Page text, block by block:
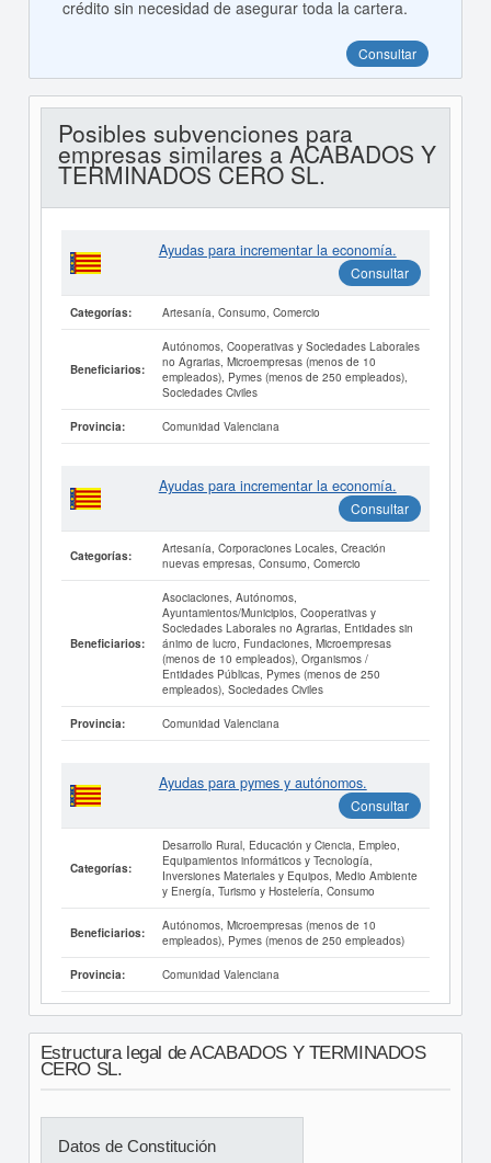
crédito sin necesidad de asegurar toda la cartera.
Consultar
Posibles subvenciones para
empresas similares a ACABADOS Y
TERMINADOS CERO SL.
Ayudas para incrementar la economía.
Consultar
Categorías: Artesanía, Consumo, Comercio
Beneficiarios:
Autónomos, Cooperativas y Sociedades Laborales
no Agrarias, Microempresas (menos de 10
empleados), Pymes (menos de 250 empleados),
Sociedades Civiles
Provincia: Comunidad Valenciana
Ayudas para incrementar la economía.
Consultar
Categorías:
Artesanía, Corporaciones Locales, Creación
nuevas empresas, Consumo, Comercio
Beneficiarios:
Asociaciones, Autónomos,
Ayuntamientos/Municipios, Cooperativas y
Sociedades Laborales no Agrarias, Entidades sin
ánimo de lucro, Fundaciones, Microempresas
(menos de 10 empleados), Organismos /
Entidades Públicas, Pymes (menos de 250
empleados), Sociedades Civiles
Provincia: Comunidad Valenciana
Ayudas para pymes y autónomos.
Consultar
Categorías:
Desarrollo Rural, Educación y Ciencia, Empleo,
Equipamientos informáticos y Tecnología,
Inversiones Materiales y Equipos, Medio Ambiente
y Energía, Turismo y Hostelería, Consumo
Beneficiarios:
Autónomos, Microempresas (menos de 10
empleados), Pymes (menos de 250 empleados)
Provincia: Comunidad Valenciana
Estructura legal de ACABADOS Y TERMINADOS
CERO SL.
Datos de Constitución